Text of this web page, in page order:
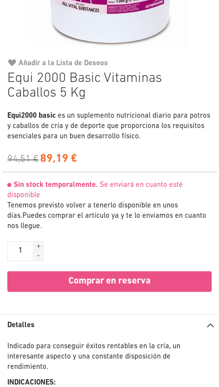
Equi 2000 Basic Vitaminas
Caballos 5 Kg
Equi2000 basic es un suplemento nutricional diario para potros
y caballos de cría y de deporte que proporciona los requisitos
esenciales para un buen desarrollo físico.
94,51 € 89,19 €
Sin stock temporalmente. Se enviará en cuanto esté
disponible
Tenemos previsto volver a tenerlo disponible en unos
días. Puedes comprar el artículo ya y te lo enviamos en cuanto
nos llegue.
+
-
Comprar en reserva
Añadir a la Lista de Deseos
al
la
de
Detalles
Indicado para conseguir éxitos rentables en la cría, un
interesante aspecto y una constante disposición de
rendimiento.
INDICACIONES: